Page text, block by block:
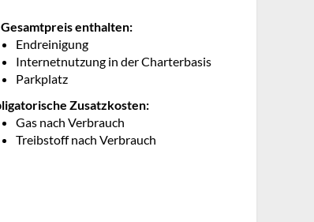
enthalten:
Endreinigung
Internetnutzung in der Charterbasis
Parkplatz
Zusatzkosten:
Gas nach Verbrauch
Treibstoff nach Verbrauch